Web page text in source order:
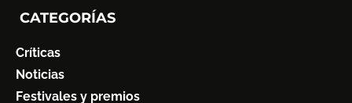
CATEGORÍAS
Críticas
Noticias
Festivales y premios